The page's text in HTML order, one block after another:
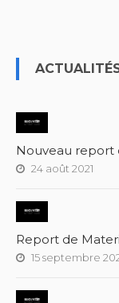
Nouveau report
24 août 2021
Report de
15 septembre